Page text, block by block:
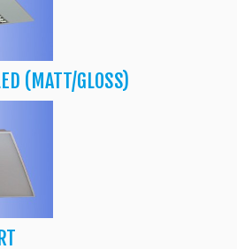
(MATT/GLOSS)